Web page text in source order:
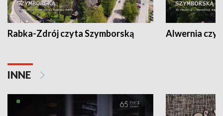
Rabka-Zdrój czyta Szymborską Alwernia
INNE